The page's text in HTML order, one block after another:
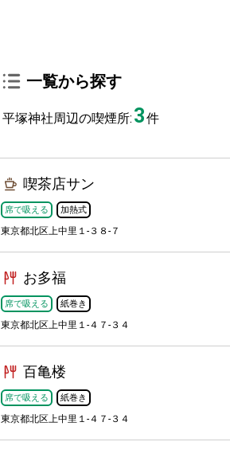
一覧から探す
平塚神社周辺の喫煙所: 3件
喫茶店サン
席で吸える 加熱式
東京都北区上中里１-３８-７
お多福
席で吸える 紙巻き
東京都北区上中里１-４７-３４
百亀楼
席で吸える 紙巻き
東京都北区上中里１-４７-３４